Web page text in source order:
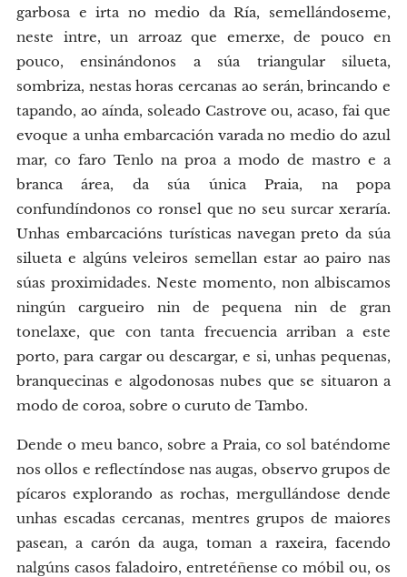
garbosa e irta no medio da Ría, semellándoseme,
neste intre, un arroaz que emerxe, de pouco en
pouco, ensinándonos a súa triangular silueta,
sombriza, nestas horas cercanas ao serán, brincando e
tapando, ao aínda, soleado Castrove ou, acaso, fai que
evoque a unha embarcación varada no medio do azul
mar, co faro Tenlo na proa a modo de mastro e a
branca área, da súa única Praia, na popa
confundíndonos co ronsel que no seu surcar xeraría.
Unhas embarcacións turísticas navegan preto da súa
silueta e algúns veleiros semellan estar ao pairo nas
súas proximidades. Neste momento, non albiscamos
ningún cargueiro nin de pequena nin de gran
tonelaxe, que con tanta frecuencia arriban a este
porto, para cargar ou descargar, e si, unhas pequenas,
branquecinas e algodonosas nubes que se situaron a
modo de coroa, sobre o curuto de Tambo.
Dende o meu banco, sobre a Praia, co sol baténdome
nos ollos e reflectíndose nas augas, observo grupos de
pícaros explorando as rochas, mergullándose dende
unhas escadas cercanas, mentres grupos de maiores
pasean, a carón da auga, toman a raxeira, facendo
nalgúns casos faladoiro, entretéñense co móbil ou, os